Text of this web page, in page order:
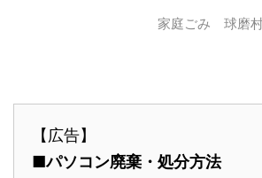
家庭ごみ 球磨
【広告】
■パソコン廃棄・処分方法